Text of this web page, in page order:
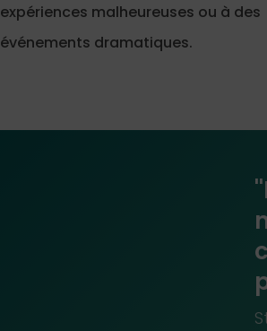
expériences malheureuses ou à des
événements dramatiques.